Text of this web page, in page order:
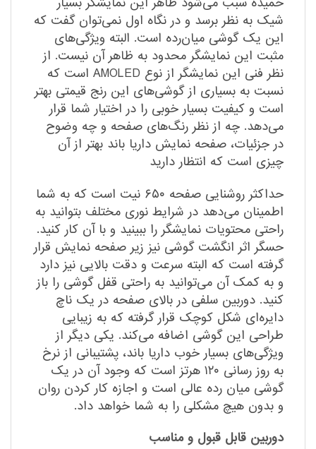
شیک به نظر برسد و در نگاه اول نمی‌توان گفت که
این یک گوشی میان‌رده است. البته ویژگی‌های
مثبت این نمایشگر محدود به ظاهر آن نیست. از
نظر فنی این نمایشگر از نوع AMOLED است که
نسبت به بسیاری از گوشی‌های این رنج قیمتی بهتر
است و کیفیت بسیار خوبی را در اختیار شما قرار
می‌دهد. چه از نظر رنگ‌های صفحه و چه وضوح
در جزئیات، صفحه نمایش داریا باند بهتر از آن
چیزی است که انتظار دارید
حداکثر روشنایی صفحه ۶۵۰ نیت است که به شما
اطمینان می‌دهد در شرایط نوری مختلف بتوانید به
راحتی محتویات نمایشگر را ببینید و با آن کار کنید.
حسگر اثر انگشت گوشی نیز زیر صفحه نمایش قرار
گرفته است که البته سرعت و دقت بالایی نیز دارد
و به کمک آن می‌توانید به راحتی قفل گوشی را باز
کنید. دوربین سلفی در بالای صفحه در یک ناچ
دایره‌ای شکل کوچک قرار گرفته که به زیبایی
طراحی این گوشی اضافه می‌کند. یکی دیگر از
ویژگی‌های بسیار خوب داریا باند، پشتیبانی از نرخ
به روز رسانی ۱۲۰ هرتز است که وجود آن در یک
گوشی میان رده عالی است و اجازه کار کردن روان
و بدون هیچ مشکلی را به شما خواهد داد.
دوربین قابل قبول و مناسب